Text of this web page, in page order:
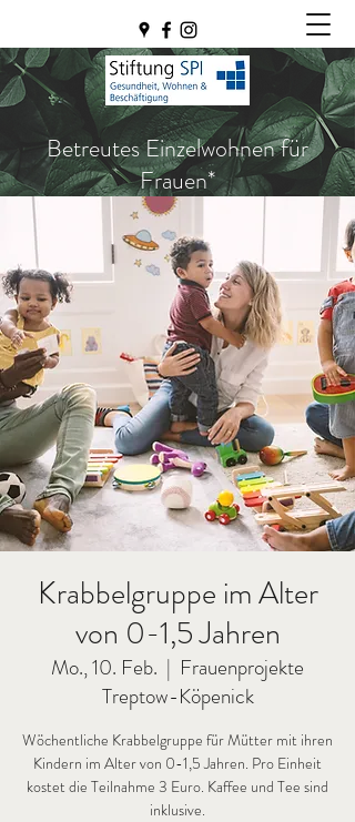
Betreutes Einzelwohnen für
Frauen*
Krabbelgruppe im Alter
von 0-1,5 Jahren
Mo., 10. Feb.
  |
Frauenprojekte
Treptow-Köpenick
Wöchentliche Krabbelgruppe für Mütter mit ihren
Kindern im Alter von 0-1,5 Jahren. Pro Einheit
kostet die Teilnahme 3 Euro. Kaffee und Tee sind
inklusive.